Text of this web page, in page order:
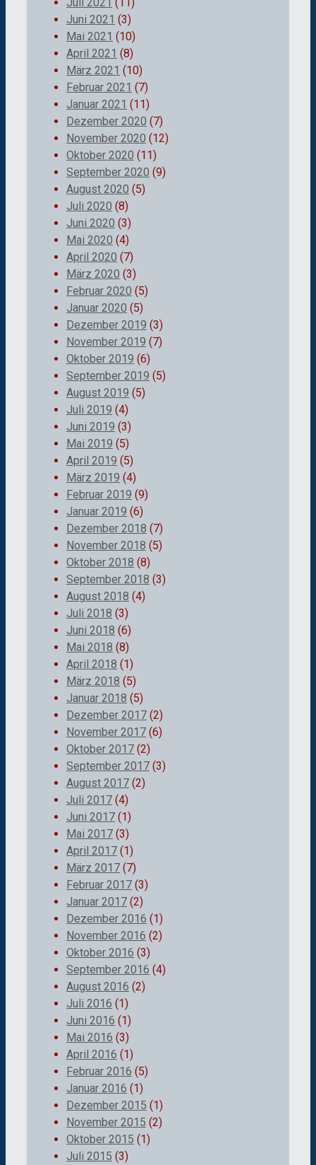
Juni 2021 (3)
Mai 2021 (10)
April 2021 (8)
März 2021 (10)
Februar 2021 (7)
Januar 2021 (11)
Dezember 2020 (7)
November 2020 (12)
Oktober 2020 (11)
September 2020 (9)
August 2020 (5)
Juli 2020 (8)
Juni 2020 (3)
Mai 2020 (4)
April 2020 (7)
März 2020 (3)
Februar 2020 (5)
Januar 2020 (5)
Dezember 2019 (3)
November 2019 (7)
Oktober 2019 (6)
September 2019 (5)
August 2019 (5)
Juli 2019 (4)
Juni 2019 (3)
Mai 2019 (5)
April 2019 (5)
März 2019 (4)
Februar 2019 (9)
Januar 2019 (6)
Dezember 2018 (7)
November 2018 (5)
Oktober 2018 (8)
September 2018 (3)
August 2018 (4)
Juli 2018 (3)
Juni 2018 (6)
Mai 2018 (8)
April 2018 (1)
März 2018 (5)
Januar 2018 (5)
Dezember 2017 (2)
November 2017 (6)
Oktober 2017 (2)
September 2017 (3)
August 2017 (2)
Juli 2017 (4)
Juni 2017 (1)
Mai 2017 (3)
April 2017 (1)
März 2017 (7)
Februar 2017 (3)
Januar 2017 (2)
Dezember 2016 (1)
November 2016 (2)
Oktober 2016 (3)
September 2016 (4)
August 2016 (2)
Juli 2016 (1)
Juni 2016 (1)
Mai 2016 (3)
April 2016 (1)
Februar 2016 (5)
Januar 2016 (1)
Dezember 2015 (1)
November 2015 (2)
Oktober 2015 (1)
Juli 2015 (3)